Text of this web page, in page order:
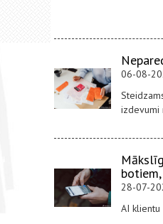
06-08-
izdevumi
28-07-
AI